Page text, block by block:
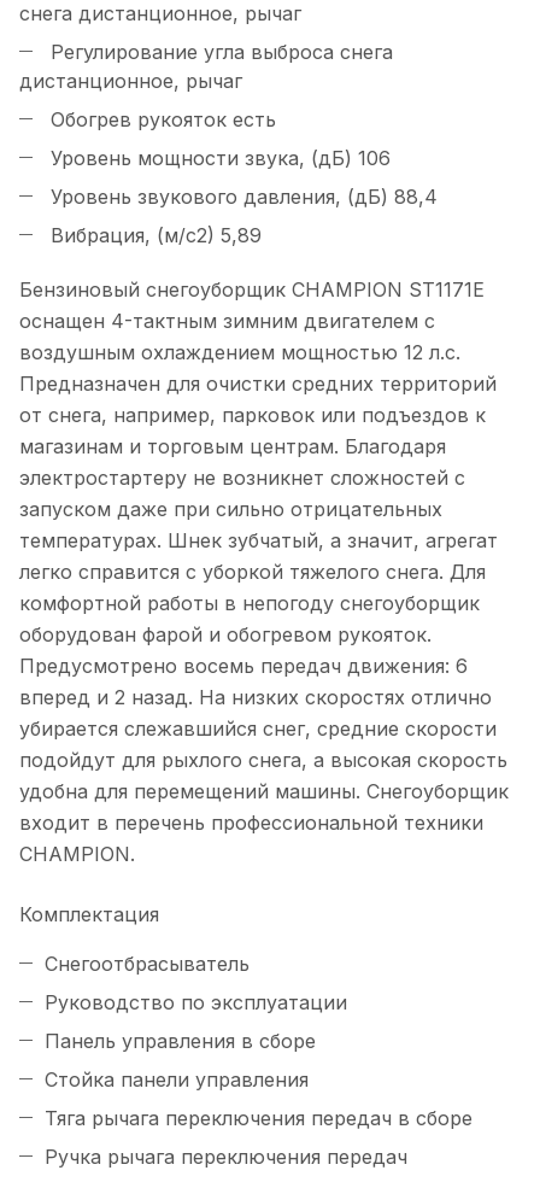
снега дистанционное, рычаг
Регулирование угла выброса снега
дистанционное, рычаг
Обогрев рукояток есть
Уровень мощности звука, (дБ) 106
Уровень звукового давления, (дБ) 88,4
Вибрация, (м/с2) 5,89
Бензиновый снегоуборщик CHAMPION ST1171E
оснащен 4-тактным зимним двигателем с
воздушным охлаждением мощностью 12 л.с.
Предназначен для очистки средних территорий
от снега, например, парковок или подъездов к
магазинам и торговым центрам. Благодаря
электростартеру не возникнет сложностей с
запуском даже при сильно отрицательных
температурах. Шнек зубчатый, а значит, агрегат
легко справится с уборкой тяжелого снега. Для
комфортной работы в непогоду снегоуборщик
оборудован фарой и обогревом рукояток.
Предусмотрено восемь передач движения: 6
вперед и 2 назад. На низких скоростях отлично
убирается слежавшийся снег, средние скорости
подойдут для рыхлого снега, а высокая скорость
удобна для перемещений машины. Снегоуборщик
входит в перечень профессиональной техники
CHAMPION.
Комплектация
Снегоотбрасыватель
Руководство по эксплуатации
Панель управления в сборе
Стойка панели управления
Тяга рычага переключения передач в сборе
Ручка рычага переключения передач